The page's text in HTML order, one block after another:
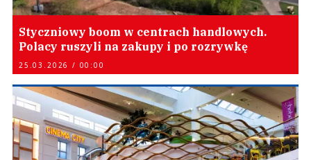
Styczniowy boom w centrach handlowych.
Polacy ruszyli na zakupy i po rozrywkę
25.03.2026 / 00:00